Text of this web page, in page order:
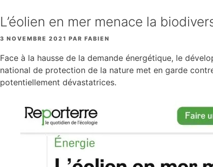
L’éolien en mer menace la
3 NOVEMBRE 2021 PAR FABIEN
Face à la hausse de la demande énergétique, le
national de protection de la nature met en garde
potentiellement dévastatrices.